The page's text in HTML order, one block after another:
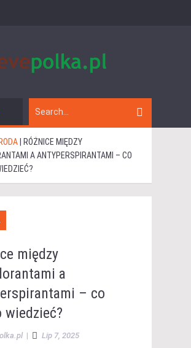
| RÓŻNICE MIĘDZY
A ANTYPERSPIRANTAMI – CO
między
a
– co
| Lip 7, 2025